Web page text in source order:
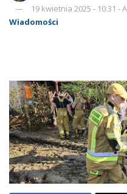
19 kwietnia 2025 - 10:31 -
Wiadomości